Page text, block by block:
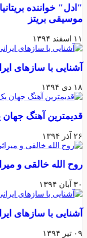
"ادل" خواننده
موسیقی بریتز
۱۱ اسفند ۱۳۹۴
آشنایی با سازهای
۱۸ دی ۱۳۹۴
قدیمترین آهنگ
۲۶ آذر ۱۳۹۴
روح الله خالقی و
۳۰ آبان ۱۳۹۴
آشنایی با سازهای
۰۹ تیر ۱۳۹۴